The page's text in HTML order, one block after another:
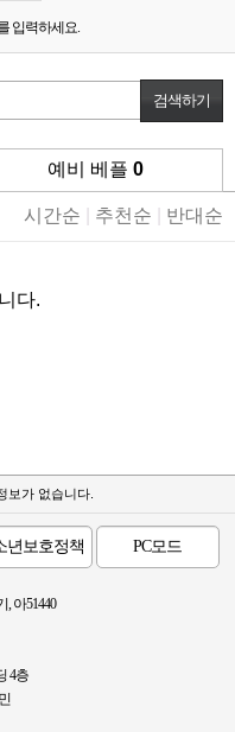
입력하세요.
예비 베플 0
시간순 추천순 반대순
다.
보가 없습니다.
년보호정책 PC모드
, 아51440
4층